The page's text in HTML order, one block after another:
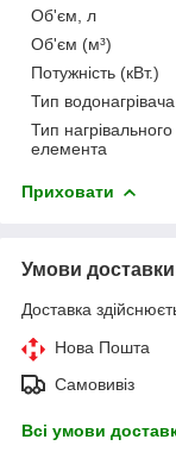
Об'єм, л
Об'єм (м³)
Потужність (кВт.)
Тип водонагрівача
Тип нагрівального
елемента
Приховати
Умови доставки
Доставка
Нова Пошта
Самовивіз
Всі умови